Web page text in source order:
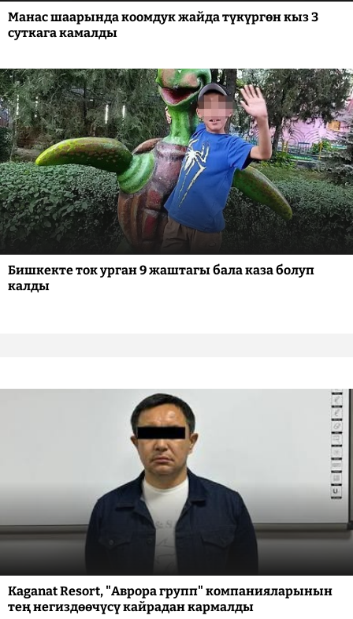
Манас шаарында коомдук жайда түкүргөн кыз 3
суткага камалды
Бишкекте ток урган 9 жаштагы бала каза болуп
калды
Kaganat Resort, "Аврора групп" компанияларынын
тең негиздөөчүсү кайрадан кармалды